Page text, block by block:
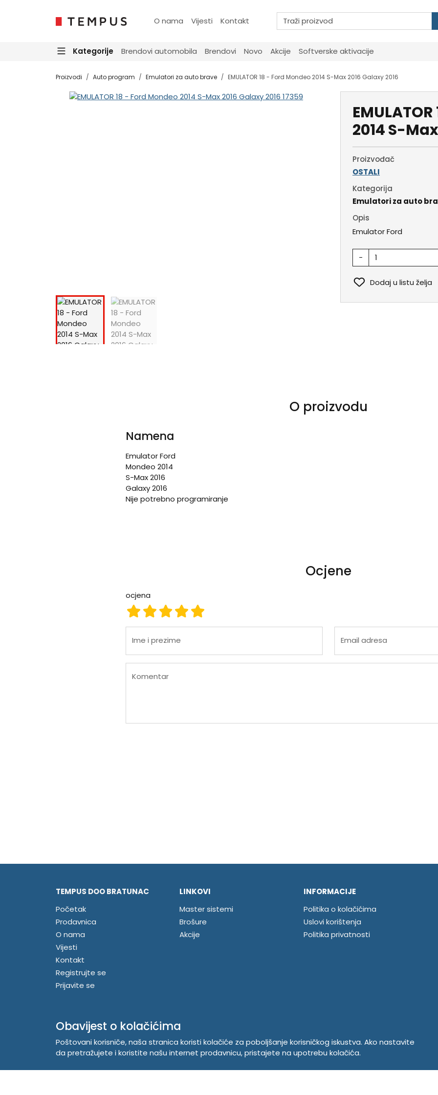
O nama Vijesti Kontakt
Kategorije Brendovi automobila Brendovi Novo Akcije Softverske aktivacije
Proizvodi Auto program Emulatori za auto brave EMULATOR 18 - Ford Mondeo 2014 S-Max 2016 Galaxy 2016
2014 S-
Proizvođač
OSTALI
Kategorija
Emulatori za auto
Opis
Emulator Ford
-
Dodaj u listu želja
O proizvodu
Namena
Emulator Ford
Mondeo 2014
S-Max 2016
Galaxy 2016
Nije potrebno programiranje
Ocjene
ocjena
ocjena 5
ocjena 4
ocjena 3
ocjena 2
ocjena 1
Ime i prezime Email adresa
Komentar
TEMPUS DOO BRATUNAC
Početak
Prodavnica
O nama
Vijesti
Kontakt
Registrujte se
Prijavite se
LINKOVI
Master sistemi
Brošure
Akcije
INFORMACIJE
Politika o kolačićima
Uslovi korištenja
Politika privatnosti
Obavijest o kolačićima
Poštovani korisniče, naša stranica koristi kolačiće za poboljšanje korisničkog iskustva. Ako nastavite
da pretražujete i koristite našu internet prodavnicu, pristajete na upotrebu kolačića.